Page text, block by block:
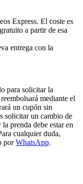
Express. El coste es
a partir de esa
entrega con la
para solicitar la
mediante el
un cupón sin
solicitar un cambio de
prenda debe estar en
cualquier duda,
porWhatsApp.